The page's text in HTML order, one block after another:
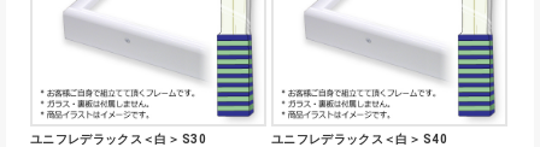
ユニフレデラックス＜白＞ S30 ユニフレデラックス＜白＞ S40